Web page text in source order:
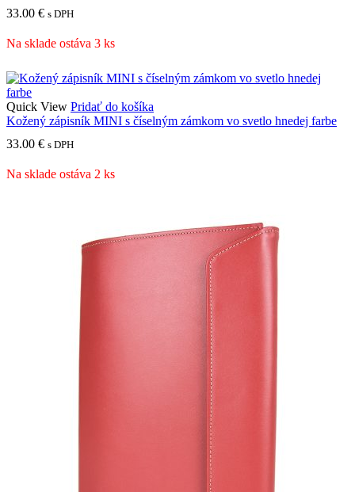
33.00 € s DPH
Na sklade ostáva 3 ks
Quick View Pridať do košíka
Kožený zápisník MINI s číselným zámkom vo svetlo hnedej farbe
33.00 € s DPH
Na sklade ostáva 2 ks